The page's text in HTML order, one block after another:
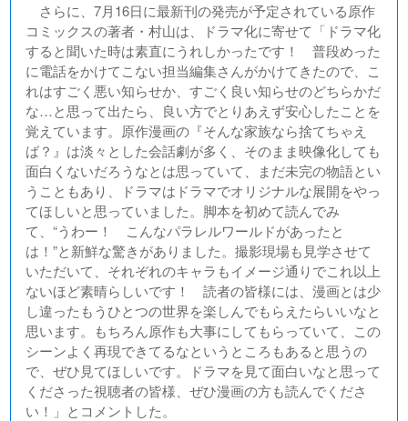
さらに、7月16日に最新刊の発売が予定されている原作
コミックスの著者・村山は、ドラマ化に寄せて「ドラマ化
すると聞いた時は素直にうれしかったです！ 普段めった
に電話をかけてこない担当編集さんがかけてきたので、こ
れはすごく悪い知らせか、すごく良い知らせのどちらかだ
な…と思って出たら、良い方でとりあえず安心したことを
覚えています。原作漫画の『そんな家族なら捨てちゃえ
ば？』は淡々とした会話劇が多く、そのまま映像化しても
面白くないだろうなとは思っていて、まだ未完の物語とい
うこともあり、ドラマはドラマでオリジナルな展開をやっ
てほしいと思っていました。脚本を初めて読んでみ
て、“うわー！ こんなパラレルワールドがあったと
は！”と新鮮な驚きがありました。撮影現場も見学させて
いただいて、それぞれのキャラもイメージ通りでこれ以上
ないほど素晴らしいです！ 読者の皆様には、漫画とは少
し違ったもうひとつの世界を楽しんでもらえたらいいなと
思います。もちろん原作も大事にしてもらっていて、この
シーンよく再現できてるなというところもあると思うの
で、ぜひ見てほしいです。ドラマを見て面白いなと思って
くださった視聴者の皆様、ぜひ漫画の方も読んでくださ
い！」とコメントした。